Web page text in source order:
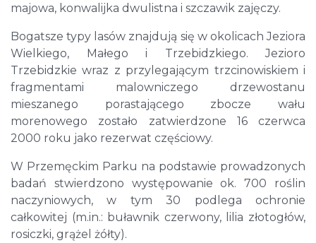
majowa, konwalijka dwulistna i szczawik zajęczy.
Bogatsze typy lasów znajdują się w okolicach Jeziora
Wielkiego, Małego i Trzebidzkiego. Jezioro
Trzebidzkie wraz z przylegającym trzcinowiskiem i
fragmentami malowniczego drzewostanu
mieszanego porastającego zbocze wału
morenowego zostało zatwierdzone 16 czerwca
2000 roku jako rezerwat częściowy.
W Przemęckim Parku na podstawie prowadzonych
badań stwierdzono występowanie ok. 700 roślin
naczyniowych, w tym 30 podlega ochronie
całkowitej (m.in.: buławnik czerwony, lilia złotogłów,
rosiczki, grążel żółty).